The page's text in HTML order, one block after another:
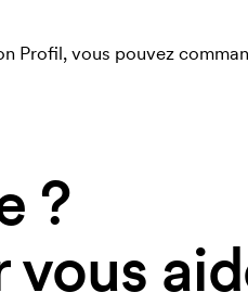
Profil, vous pouvez
?
vous